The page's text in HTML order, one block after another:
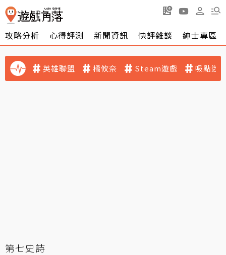
攻略分析 心得評測 新聞資訊 快評雜談 紳士專區
英雄聯盟 橘攸奈 Steam遊戲 吸點迷
第七史詩